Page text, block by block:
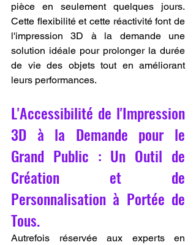
pièce en seulement quelques jours.
Cette flexibilité et cette réactivité font de
l'impression 3D à la demande une
solution idéale pour prolonger la durée
de vie des objets tout en améliorant
leurs performances.
L'Accessibilité de l'Impression
3D à la Demande pour le
Grand Public : Un Outil de
Création et de
Personnalisation à Portée de
Tous.
Autrefois réservée aux experts en